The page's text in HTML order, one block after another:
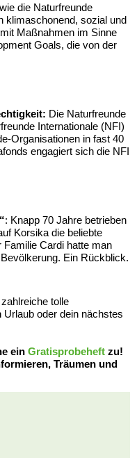
die Naturfreunde
klimaschonend, sozial und
Maßnahmen im Sinne
Goals, die von der
Die Naturfreunde
Internationale (NFI)
Organisationen in fast 40
engagiert sich die NFI
: Knapp 70 Jahre betrieben
Korsika die beliebte
Familie Cardi hatte man
Ein Rückblick.
tolle
oder dein nächstes
ein Gratisprobeheft zu!
Träumen und